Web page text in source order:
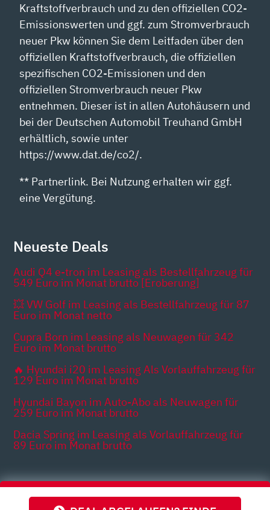
Kraftstoffverbrauch und zu den offiziellen CO2-
Emissionswerten und ggf. zum Stromverbrauch
neuer Pkw können Sie dem Leitfaden über den
offiziellen Kraftstoffverbrauch, die offiziellen
spezifischen CO2-Emissionen und den
offiziellen Stromverbrauch neuer Pkw
entnehmen. Dieser ist in allen Autohäusern und
bei der Deutschen Automobil Treuhand GmbH
erhältlich, sowie unter
https://www.dat.de/co2/.
** Partnerlink. Bei Nutzung erhalten wir ggf.
eine Vergütung.
Neueste Deals
Audi Q4 e-tron im Leasing als Bestellfahrzeug für
549 Euro im Monat brutto [Eroberung]
💥 VW Golf im Leasing als Bestellfahrzeug für 87
Euro im Monat netto
Cupra Born im Leasing als Neuwagen für 342
Euro im Monat brutto
🔥 Hyundai i20 im Leasing Als Vorlauffahrzeug für
129 Euro im Monat brutto
Hyundai Bayon im Auto-Abo als Neuwagen für
259 Euro im Monat brutto
Dacia Spring im Leasing als Vorlauffahrzeug für
89 Euro im Monat brutto